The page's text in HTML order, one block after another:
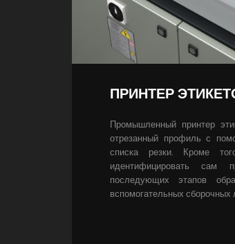
ПРИНТЕР
Промышленный принтер
отрезанный профиль с
списка резки. Кроме
идентифицировать сам
последующих этапов
вспомогательных сборочных